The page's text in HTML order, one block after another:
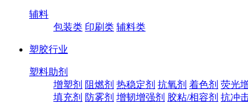
辅料
包装类 印刷类 辅料类
塑胶行业
塑料助剂
增塑剂 阻燃剂 热稳定剂 抗氧剂 着色剂 荧光
填充剂 防雾剂 增韧增强剂 胶粘/相容剂 抗冲